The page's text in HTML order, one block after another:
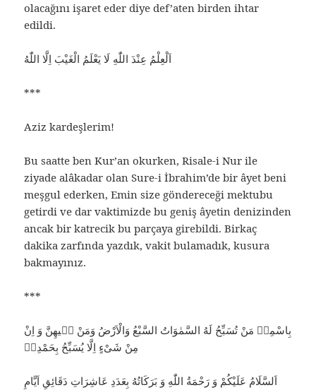
olacağını işaret eder diye def’aten birden ihtar
edildi.
اَلْعِلْمُ عِنْدَ اللّٰهِ لَا يَعْلَمُ الْغَيْبَ اِلَّا اللّٰهُ
***
Aziz kardeşlerim!
Bu saatte ben Kur’an okurken, Risale-i Nur ile
ziyade alâkadar olan Sure-i İbrahim’de bir âyet beni
meşgul ederken, Emin size göndereceği mektubu
getirdi ve dar vaktimizde bu geniş âyetin denizinden
ancak bir katrecik bu parçaya girebildi. Birkaç
dakika zarfında yazdık, vakit bulamadık, kusura
bakmayınız.
***
بِاسْمِهٖ مَنْ تُسَبِّحُ لَهُ السَّمٰوَاتُ السَّبْعُ وَالْاَرْضُ وَمَنْ فٖيهِنَّ وَ اِنْ
مِنْ شَىْءٍ اِلَّا يُسَبِّحُ بِحَمْدِهٖ
اَلسَّلَامُ عَلَيْكُمْ وَ رَحْمَةُ اللّٰهِ وَ بَرَكَاتُهُ بِعَدَدِ عَاشِرَاتِ دَقَائِقِ اَيَّامِ